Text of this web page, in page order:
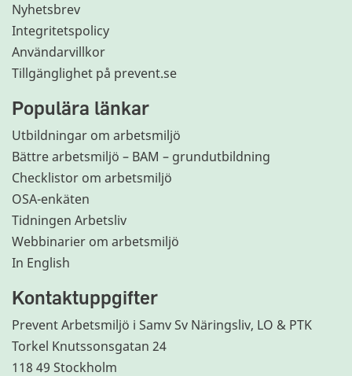
Nyhetsbrev
Integritetspolicy
Användarvillkor
Tillgänglighet på prevent.se
Populära länkar
Utbildningar om arbetsmiljö
Bättre arbetsmiljö – BAM – grundutbildning
Checklistor om arbetsmiljö
OSA-enkäten
Tidningen Arbetsliv
Webbinarier om arbetsmiljö
In English
Kontaktuppgifter
Prevent Arbetsmiljö i Samv Sv Näringsliv, LO & PTK
Torkel Knutssonsgatan 24
118 49 Stockholm